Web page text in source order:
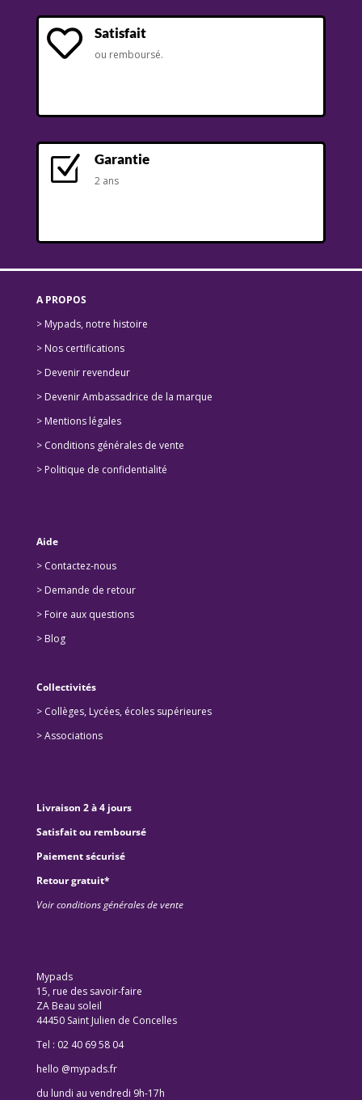
 Satisfait
ou remboursé.
Z Garantie
2 ans
A PROPOS
> Mypads, notre histoire
> Nos certifications
> Devenir revendeur
> Devenir Ambassadrice de la marque
> Mentions légales
> Conditions générales de vente
> Politique de confidentialité
Aide
> Contactez-nous
> Demande de retour
> Foire aux questions
> Blog
Collectivités
> Collèges, Lycées, écoles supérieures
>Associations
Livraison 2 à 4 jours
Satisfait ou remboursé
Paiement sécurisé
Retour gratuit*
Voir conditions générales de vente
Mypads
15, rue des savoir-faire
ZA Beau soleil
44450 Saint Julien de Concelles
Tel : 02 40 69 58 04
hello @mypads.fr
du lundi au vendredi 9h-17h